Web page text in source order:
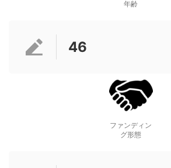
年齢
46
ファンディン
グ形態